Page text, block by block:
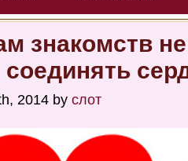
знакомств
соединять
2014 by слот